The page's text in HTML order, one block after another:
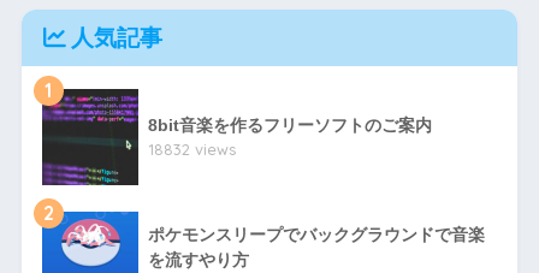
人気記事
1
8bit音楽を作るフリーソフトのご案内
18832 views
2
ポケモンスリープでバックグラウンドで音楽
を流すやり方